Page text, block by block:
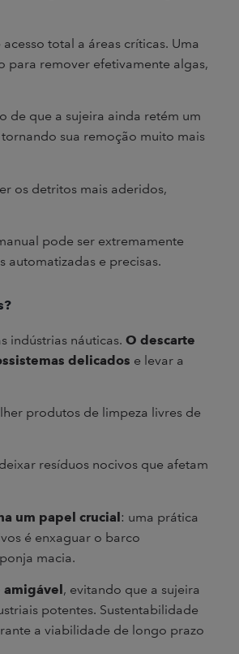
acesso total a áreas críticas. Uma
para remover efetivamente algas,
de que a sujeira ainda retém um
sua remoção muito mais
os detritos mais aderidos,
pode ser extremamente
automatizadas e precisas.
indústrias náuticas. O descarte
delicados e levar a
produtos de limpeza livres de
resíduos nocivos que afetam
um papel crucial: uma prática
é enxaguar o barco
macia.
amigável, evitando que a sujeira
potentes. Sustentabilidade
a viabilidade de longo prazo